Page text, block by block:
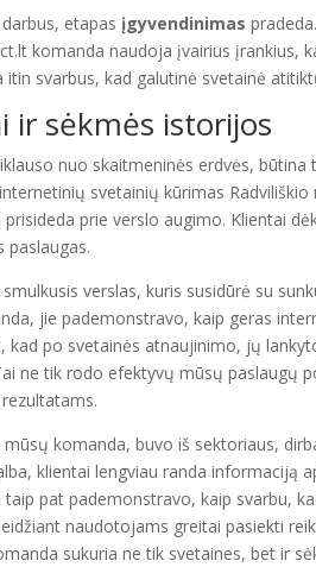
etapas įgyvendinimas
komanda naudoja įvairius įrankius,
svarbus, kad galutinė svetainė
ir sėkmės istorijos
nuo skaitmeninės erdvės,
svetainių kūrimas
prie verslo augimo. Klientai
paslaugas.
verslas, kuris susidūrė su
jie pademonstravo, kaip geras
kad po svetainės atnaujinimo, jų
ne tik rodo efektyvų mūsų paslaugų
komanda, buvo iš sektoriaus,
klientai lengviau randa informaciją
pat pademonstravo, kaip svarbu,
naudotojams greitai pasiekti
sukuria ne tik svetaines, bet ir